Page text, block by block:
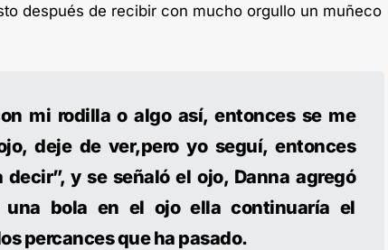
después de recibir con mucho orgullo un muñeco
mi rodilla o algo así, entonces se me
deje de ver,pero yo seguí, entonces
y se señaló el ojo, Danna agregó
bola en el ojo ella continuaría el
percances que ha pasado.